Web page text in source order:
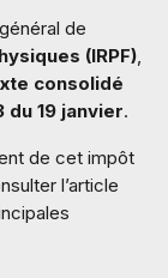
de
(IRPF),
consolidé
du 19 janvier.
de cet impôt
l’article